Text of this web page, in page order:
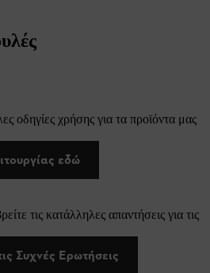
οδηγίες χρήσης για τα προϊόντα μας
εδώ
τις κατάλληλες απαντήσεις για τις
Συχνές Ερωτήσεις